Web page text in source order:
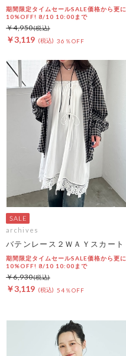
期間限定タイムセールSALE価格から更に
10%OFF! 8/10 10:00まで
￥3,119 36％OFF
￥4,950
archives
バテンレース２ＷＡＹスカート
期間限定タイムセールSALE価格から更に
10%OFF! 8/10 10:00まで
￥3,119 54％OFF
￥6,930